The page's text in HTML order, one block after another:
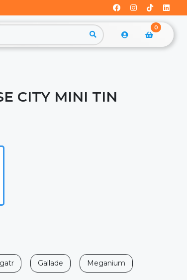
0
CITY MINI TIN
Gallade Meganium